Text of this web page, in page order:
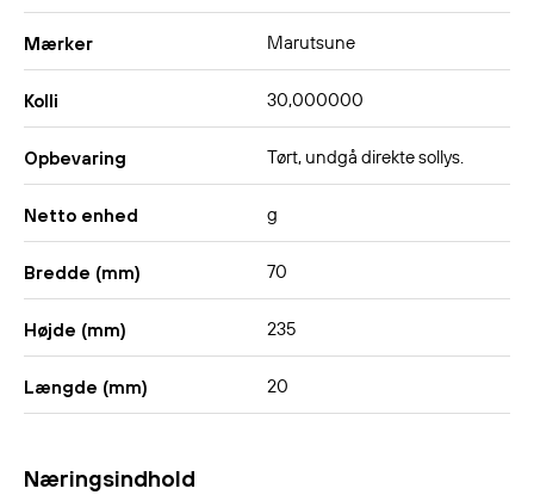
Mærker Marutsune
Kolli 30,000000
Opbevaring Tørt, undgå direkte sollys.
Netto enhed g
Bredde (mm) 70
Højde (mm) 235
Længde (mm) 20
Næringsindhold